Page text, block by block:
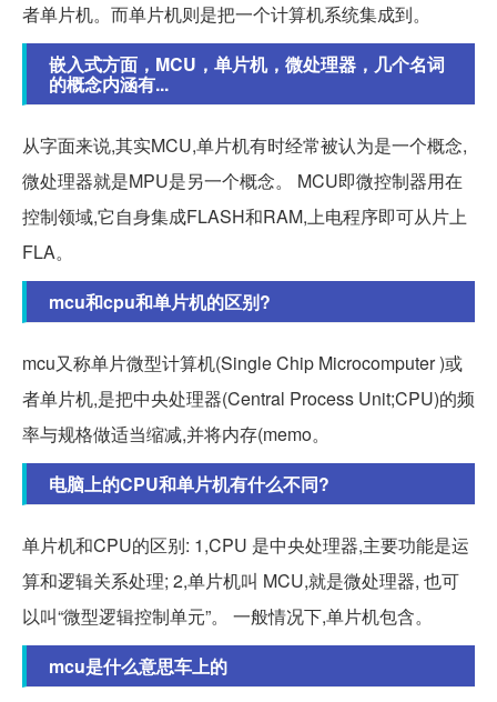
者单片机。而单片机则是把一个计算机系统集成到。
嵌入式方面，MCU，单片机，微处理器，几个名词
的概念内涵有...
从字面来说,其实MCU,单片机有时经常被认为是一个概念,
微处理器就是MPU是另一个概念。 MCU即微控制器用在
控制领域,它自身集成FLASH和RAM,上电程序即可从片上
FLA。
mcu和cpu和单片机的区别?
mcu又称单片微型计算机(Single Chip Microcomputer )或
者单片机,是把中央处理器(Central Process Unit;CPU)的频
率与规格做适当缩减,并将内存(memo。
电脑上的CPU和单片机有什么不同?
单片机和CPU的区别: 1,CPU 是中央处理器,主要功能是运
算和逻辑关系处理; 2,单片机叫 MCU,就是微处理器, 也可
以叫“微型逻辑控制单元”。 一般情况下,单片机包含。
mcu是什么意思车上的